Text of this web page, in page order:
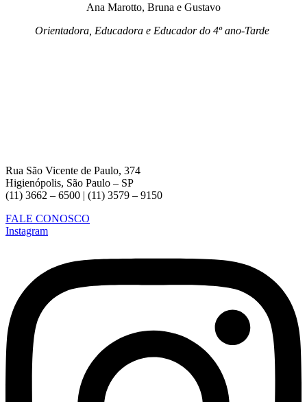
Ana Marotto, Bruna e Gustavo
Orientadora, Educadora e Educador do 4º ano-Tarde
Rua São Vicente de Paulo, 374
Higienópolis, São Paulo – SP
(11) 3662 – 6500 | (11) 3579 – 9150
FALE CONOSCO
Instagram